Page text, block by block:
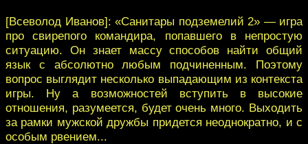
[Всеволод Иванов]: «Санитары подземелий 2» — игра
про свирепого командира, попавшего в непростую
ситуацию. Он знает массу способов найти общий
язык с абсолютно любым подчиненным. Поэтому
вопрос выглядит несколько выпадающим из контекста
игры. Ну а возможностей вступить в высокие
отношения, разумеется, будет очень много. Выходить
за рамки мужской дружбы придется неоднократно, и с
особым рвением...